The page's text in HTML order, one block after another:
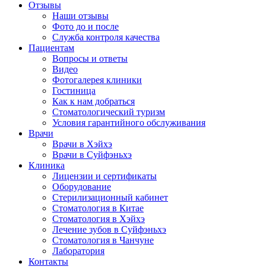
Отзывы
Наши отзывы
Фото до и после
Служба контроля качества
Пациентам
Вопросы и ответы
Видео
Фотогалерея клиники
Гостиница
Как к нам добраться
Стоматологический туризм
Условия гарантийного обслуживания
Врачи
Врачи в Хэйхэ
Врачи в Суйфэньхэ
Клиника
Лицензии и сертификаты
Оборудование
Стерилизационный кабинет
Стоматология в Китае
Стоматология в Хэйхэ
Лечение зубов в Суйфэньхэ
Стоматология в Чанчуне
Лаборатория
Контакты